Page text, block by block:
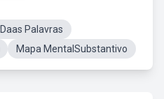
Palavras
Mapa MentalSubstantivo